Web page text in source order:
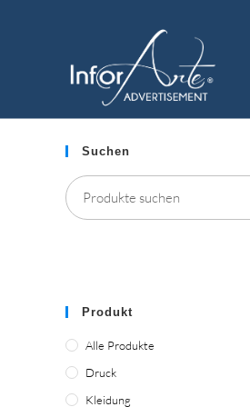
MULTIMEDIA
Suchen
Produkt
Alle Produkte
Druck
Kleidung